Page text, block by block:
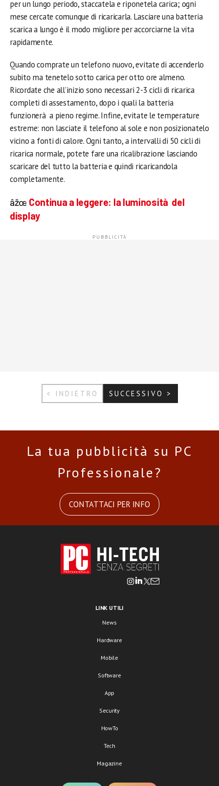
per un lungo periodo, staccatela e riponetela carica; ogni
mese cercate comunque di ricaricarla. Lasciare una batteria
scarica a lungo è il modo migliore per accorciarne la vita
rapidamente.
Quando comprate un telefono nuovo, evitate di accenderlo
subito ma tenetelo sotto carica per otto ore almeno.
Ricordate che all’inizio sono necessari 2-3 cicli di ricarica
completi di assestamento, dopo i quali la batteria
funzionerà a pieno regime. Infine, evitate le temperature
estreme: non lasciate il telefono al sole e non posizionatelo
vicino a fonti di calore. Ogni tanto, a intervalli di 50 cicli di
ricarica normale, potete fare una ricalibrazione lasciando
scaricare del tutto la batteria e quindi ricaricandola
completamente.
âžœ Continua a leggere: la luminosità del
display
< INDIETRO SUCCESSIVO >
La tua pubblicità su PC
Professionale?
CONTATTACI PER INFO
LINK UTILI
News
Hardware
Mobile
Software
App
Security
HowTo
Tech
Magazine